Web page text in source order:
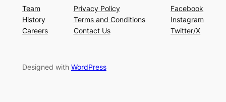
Team
History
Careers
Privacy Policy
Terms and Conditions
Contact Us
Facebook
Instagram
Twitter/X
Designed with WordPress